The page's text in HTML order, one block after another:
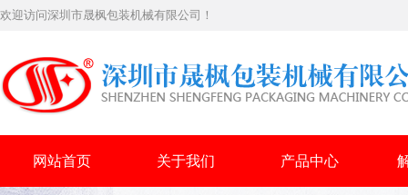
欢迎访问深圳市晟枫包装机械有限公司！
网站首页 关于我们 产品中心